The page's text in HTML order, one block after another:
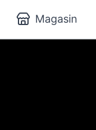
Magasin